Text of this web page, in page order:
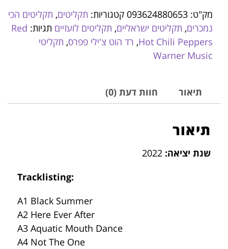
מק"ט: 093624880653 קטגוריות: תקליטים, תקליטים הכי
נמכרים, תקליטים ישראליים, תקליטים לועזיים תגיות: Red
Hot Chili Peppers
, רד הוט צ'ילי פפרס, תקליטי
Warner Music
תיאור חוות דעת (0)
תיאור
שנת יציאה:
Tracklisting:
A1 Black Summer
A2 Here Ever After
A3 Aquatic Mouth Dance
A4 Not The One